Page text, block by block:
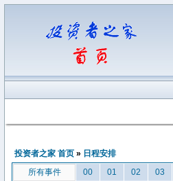
投资者之家 首页 » 日程安排
所有事件
00 01 02 03